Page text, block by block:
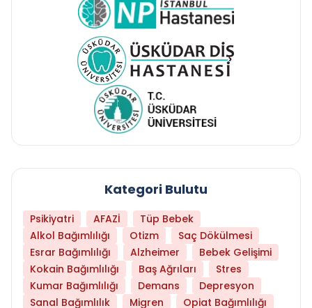
Kategori Bulutu
Psikiyatri AFAZİ
Tüp Bebek
Alkol Bağımlılığı
Otizm
Saç Dökülmesi
Esrar Bağımlılığı
Alzheimer
Bebek Gelişimi
Kokain Bağımlılığı
Baş Ağrıları
Stres
Kumar Bağımlılığı
Demans
Depresyon
Sanal Bağımlılık
Migren
Opiat Bağımlılığı